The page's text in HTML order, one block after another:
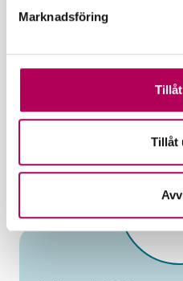
Marknadsföring
Tillåt
Publicerades
Utökat riskskydd